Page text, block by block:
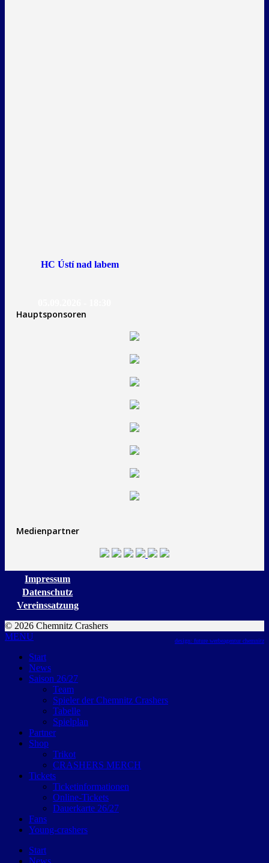
HC Ústí nad labem
Hauptsponsoren
Medienpartner
Impressum
Datenschutz
Vereinssatzung
© 2026 Chemnitz Crashers
design: future werbeagentur chemnitz
MENU
Start
News
Saison 26/27
Team
Spieler der Chemnitz Crashers
Tabelle
Spielplan
Partner
Shop
Trikot
CRASHERS MERCH
Tickets
Ticketinformationen
Online-Tickets
Dauerkarte 26/27
Fans
Young-crashers
Start